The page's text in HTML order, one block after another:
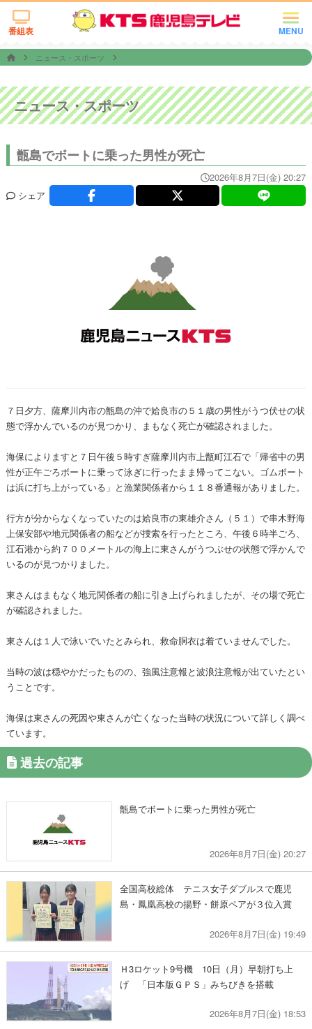
MENU
番組表
ニュース・スポーツ
ニュース・スポーツ
甑島でボートに乗った男性が死亡
2026年8月7日(金) 20:27
シェア
７日夕方、薩摩川内市の甑島の沖で姶良市の５１歳の男性がうつ伏せの状
態で浮かんでいるのが見つかり、まもなく死亡が確認されました。
海保によりますと７日午後５時すぎ薩摩川内市上甑町江石で「帰省中の男
性が正午ごろボートに乗って泳ぎに行ったまま帰ってこない。ゴムボート
は浜に打ち上がっている」と漁業関係者から１１８番通報がありました。
行方が分からなくなっていたのは姶良市の東雄介さん（５１）で串木野海
上保安部や地元関係者の船などが捜索を行ったところ、午後６時半ごろ、
江石港から約７００メートルの海上に東さんがうつぶせの状態で浮かんで
いるのが見つかりました。
東さんはまもなく地元関係者の船に引き上げられましたが、その場で死亡
が確認されました。
東さんは１人で泳いでいたとみられ、救命胴衣は着ていませんでした。
当時の波は穏やかだったものの、強風注意報と波浪注意報が出ていたとい
うことです。
海保は東さんの死因や東さんが亡くなった当時の状況について詳しく調べ
ています。
過去の記事
甑島でボートに乗った男性が死亡
2026年8月7日(金) 20:27
全国高校総体 テニス女子ダブルスで鹿児
島・鳳凰高校の揚野・餅原ペアが３位入賞
2026年8月7日(金) 19:49
Ｈ3ロケット9号機 10日（月）早朝打ち上
げ 「日本版ＧＰＳ」みちびきを搭載
2026年8月7日(金) 18:53